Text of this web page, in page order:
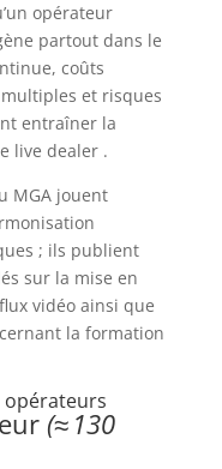
opérateur
partout dans le
coûts
et risques
entraîner la
live dealer .
MGA jouent
; ils publient
sur la mise en
vidéo ainsi que
la formation
opérateurs
(≈ 130